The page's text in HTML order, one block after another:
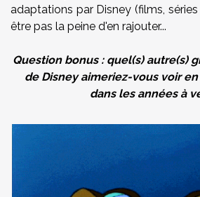
adaptations par Disney (films,
être pas la peine d'en rajouter...
Question bonus : quel(s) autre(s)
de Disney aimeriez-vous voir
dans les années à